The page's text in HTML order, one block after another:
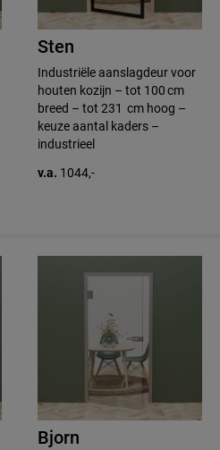
Sten
Industriële aanslagdeur voor
houten kozijn – tot 100 cm
breed – tot 231 cm hoog –
keuze aantal kaders –
industrieel
v.a. 1044,-
Bjorn